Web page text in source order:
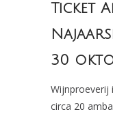
Ticket
30
Wijnproeverij
circa 20